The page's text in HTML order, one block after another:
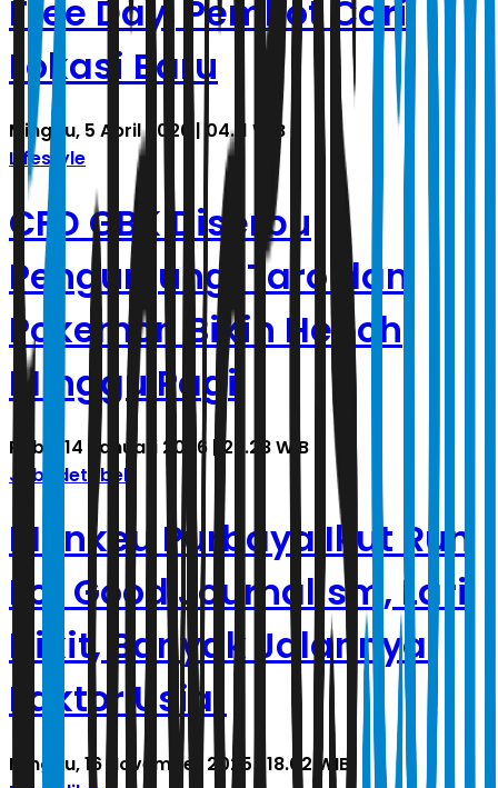
Free Day, Pemkot Cari
Lokasi Baru
Minggu, 5 April 2026 | 04.11 WIB
Lifestyle
CFD GBK Diserbu
Pengunjung, Taro dan
Pokemon Bikin Heboh
Minggu Pagi
Rabu, 14 Januari 2026 | 22.28 WIB
Jabodetabek
Menkeu Purbaya Ikut Run
For Good Journalism, Lari
Dikit, Banyak Jalannya:
Faktor Usia!
Minggu, 16 November 2025 | 18.02 WIB